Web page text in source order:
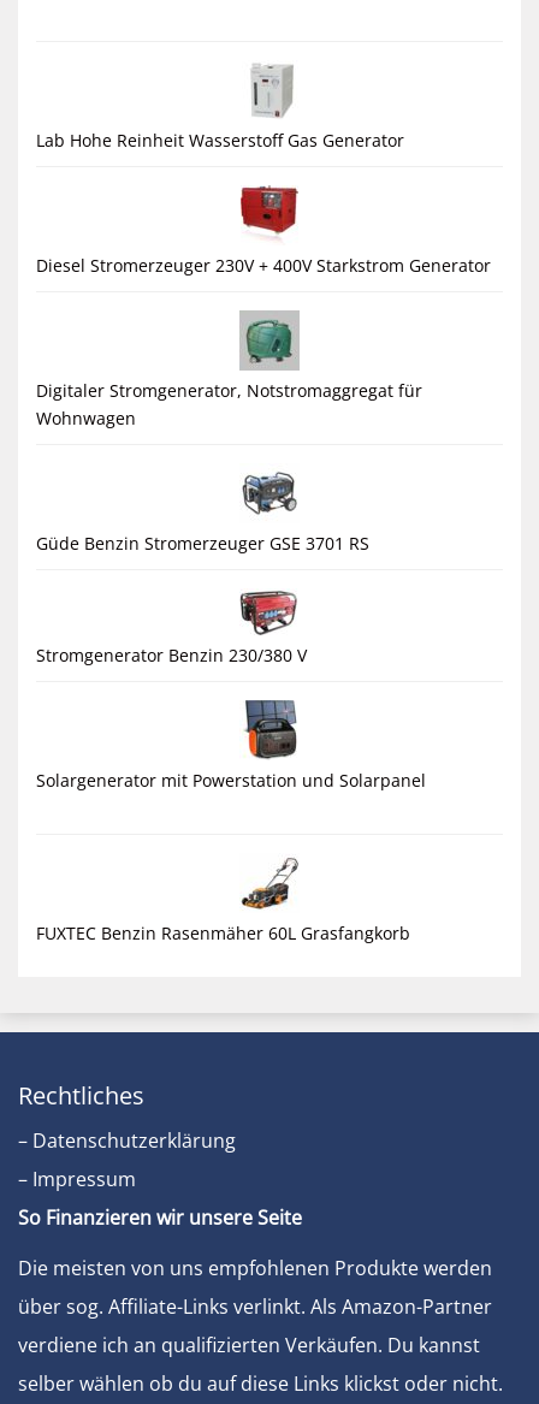
Lab Hohe Reinheit Wasserstoff Gas Generator
Diesel Stromerzeuger 230V + 400V Starkstrom Generator
Digitaler Stromgenerator, Notstromaggregat für
Wohnwagen
Güde Benzin Stromerzeuger GSE 3701 RS
Stromgenerator Benzin 230/380 V
Solargenerator mit Powerstation und Solarpanel
FUXTEC Benzin Rasenmäher 60L Grasfangkorb
Rechtliches
– Datenschutzerklärung
– Impressum
So Finanzieren wir unsere Seite
Die meisten von uns empfohlenen Produkte werden
über sog. Affiliate-Links verlinkt. Als Amazon-Partner
verdiene ich an qualifizierten Verkäufen. Du kannst
selber wählen ob du auf diese Links klickst oder nicht.